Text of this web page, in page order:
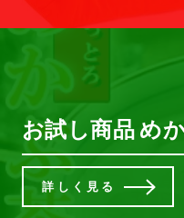
お試し商品 め
詳しく見る